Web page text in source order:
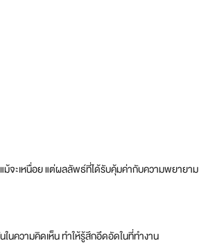
ม้จะเหนื่อย แต่ผลลัพธ์ที่ได้รับคุ้มค่ากับความพยายาม
ในความคิดเห็น ทำให้รู้สึกอึดอัดในที่ทำงาน